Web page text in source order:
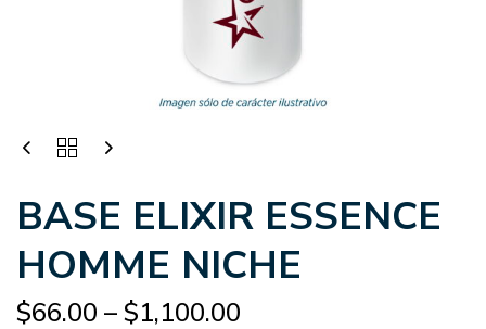
BASE ELIXIR ESSENCE
HOMME NICHE
$66.00 –$1,100.00